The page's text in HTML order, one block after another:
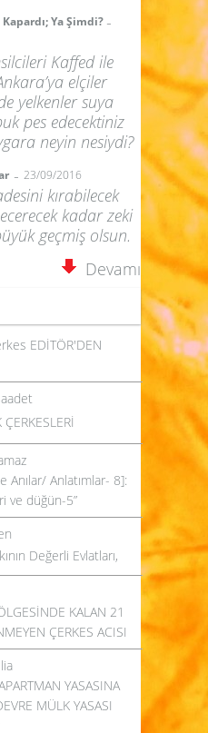
Ya Şimdi? -
Kaffed ile
elçiler
yelkenler suya
pes edecektiniz
neyin nesiydi?
- 23/09/2016
kırabilecek
kadar zeki
geçmiş olsun.
Devamı
EDİTÖR'DEN
Anılar/ Anlatımlar- 8]:
ve düğün-5”
Değerli Evlatları,
KALAN 21
ÇERKES ACISI
YASASINA
MÜLK YASASI